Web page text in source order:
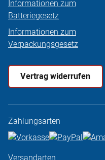
Informationen zum
Batteriegesetz
Informationen zum
Verpackungsgesetz
Vertrag widerrufen
Zahlungsarten